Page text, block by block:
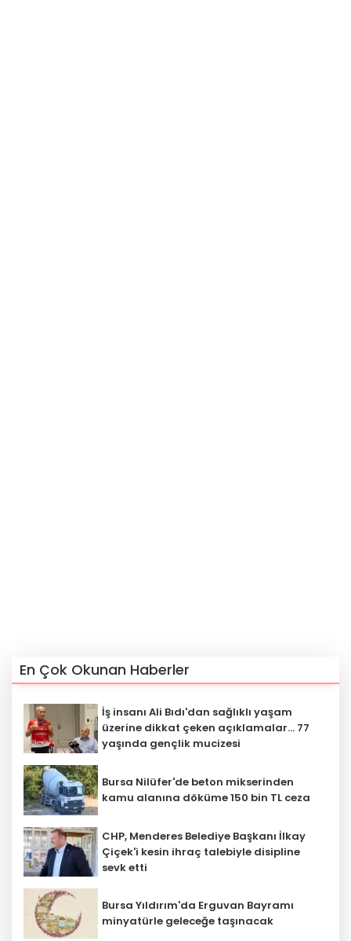
En Çok Okunan Haberler
İş insanı Ali Bıdı'dan sağlıklı yaşam
üzerine dikkat çeken açıklamalar... 77
yaşında gençlik mucizesi
Bursa Nilüfer'de beton mikserinden
kamu alanına döküme 150 bin TL ceza
CHP, Menderes Belediye Başkanı İlkay
Çiçek'i kesin ihraç talebiyle disipline
sevk etti
Bursa Yıldırım'da Erguvan Bayramı
minyatürle geleceğe taşınacak